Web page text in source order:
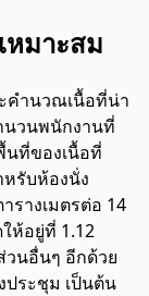
หมาะสม
คำนวณเนื้อที่น่า
นวนพนักงานที่
ที่ของเนื้อที่
รับห้องนั่ง
างเมตรต่อ 14
ห้อยู่ที่ 1.12
วนอื่นๆ อีกด้วย
ประชุม เป็นต้น